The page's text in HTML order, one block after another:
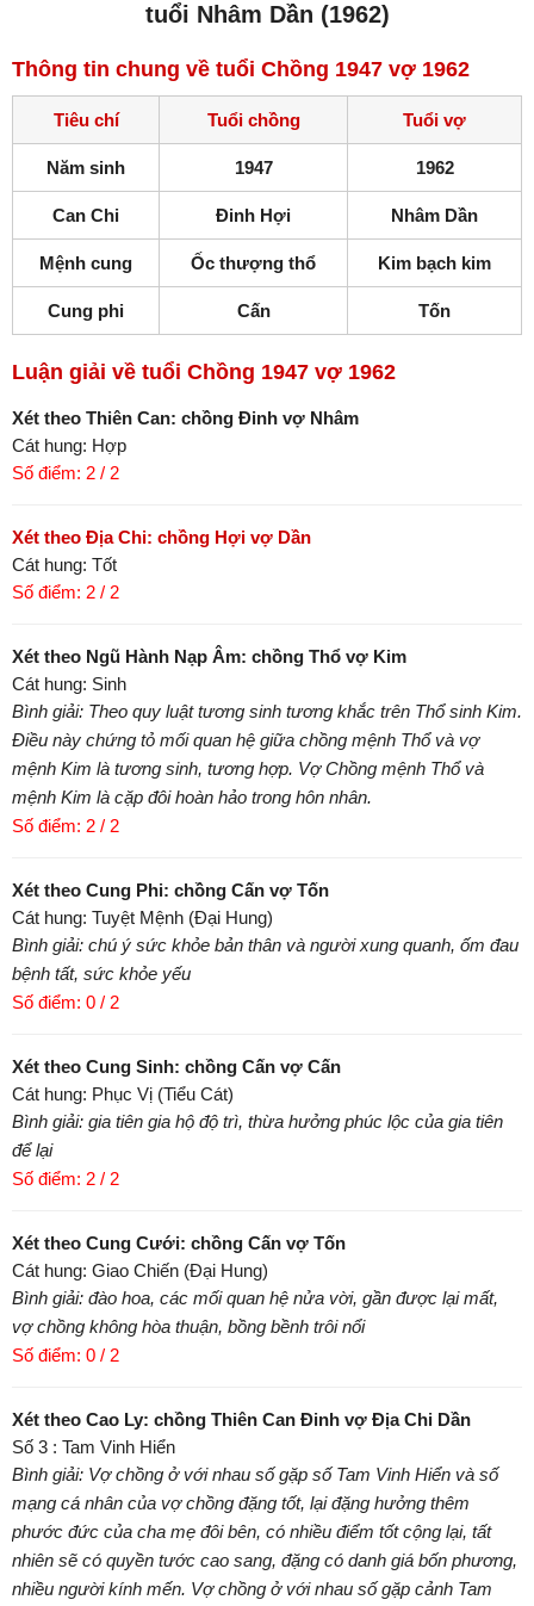
tuổi Nhâm Dần (1962)
Thông tin chung về tuổi Chồng 1947 vợ 1962
Tiêu chí Tuổi chồng Tuổi vợ
Năm sinh 1947 1962
Can Chi Đinh Hợi Nhâm Dần
Mệnh cung Ốc thượng thổ Kim bạch kim
Cung phi Cấn Tốn
Luận giải về tuổi Chồng 1947 vợ 1962
Xét theo Thiên Can: chồng Đinh vợ Nhâm
Cát hung: Hợp
Số điểm: 2 / 2
Xét theo Địa Chi: chồng Hợi vợ Dần
Cát hung: Tốt
Số điểm: 2 / 2
Xét theo Ngũ Hành Nạp Âm: chồng Thổ vợ Kim
Cát hung: Sinh
Bình giải: Theo quy luật tương sinh tương khắc trên Thổ sinh Kim.
Điều này chứng tỏ mối quan hệ giữa chồng mệnh Thổ và vợ
mệnh Kim là tương sinh, tương hợp. Vợ Chồng mệnh Thổ và
mệnh Kim là cặp đôi hoàn hảo trong hôn nhân.
Số điểm: 2 / 2
Xét theo Cung Phi: chồng Cấn vợ Tốn
Cát hung: Tuyệt Mệnh (Đại Hung)
Bình giải: chú ý sức khỏe bản thân và người xung quanh, ốm đau
bệnh tất, sức khỏe yếu
Số điểm: 0 / 2
Xét theo Cung Sinh: chồng Cấn vợ Cấn
Cát hung: Phục Vị (Tiểu Cát)
Bình giải: gia tiên gia hộ độ trì, thừa hưởng phúc lộc của gia tiên
để lại
Số điểm: 2 / 2
Xét theo Cung Cưới: chồng Cấn vợ Tốn
Cát hung: Giao Chiến (Đại Hung)
Bình giải: đào hoa, các mối quan hệ nửa vời, gần được lại mất,
vợ chồng không hòa thuận, bồng bềnh trôi nổi
Số điểm: 0 / 2
Xét theo Cao Ly: chồng Thiên Can Đinh vợ Địa Chi Dần
Số 3 : Tam Vinh Hiển
Bình giải: Vợ chồng ở với nhau số gặp số Tam Vinh Hiển và số
mạng cá nhân của vợ chồng đặng tốt, lại đặng hưởng thêm
phước đức của cha mẹ đôi bên, có nhiều điểm tốt cộng lại, tất
nhiên sẽ có quyền tước cao sang, đặng có danh giá bốn phương,
nhiều người kính mến. Vợ chồng ở với nhau số gặp cảnh Tam